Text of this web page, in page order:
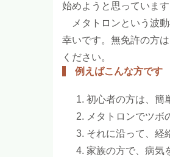
始めようと思っています
メタトロンという波動
幸いです。無免許の方
ください。
例えばこんな方です
初心者の方は、簡
メタトロンでツボ
それに沿って、経
家族の方で、病気